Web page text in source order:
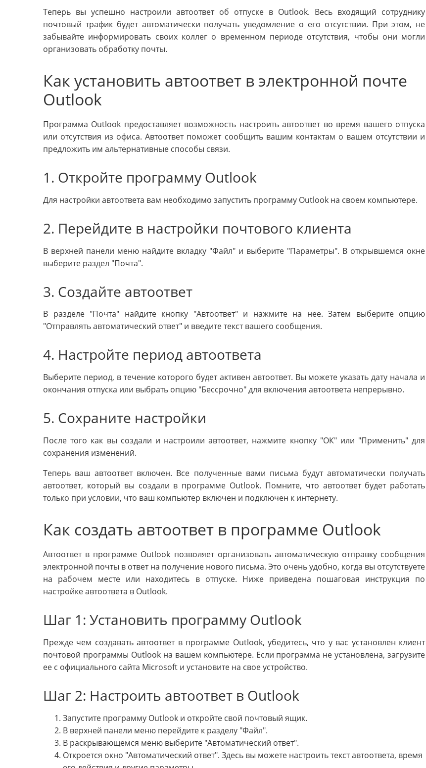
Теперь вы успешно настроили автоответ об отпуске в Outlook. Весь входящий сотруднику
почтовый трафик будет автоматически получать уведомление о его отсутствии. При этом, не
забывайте информировать своих коллег о временном периоде отсутствия, чтобы они могли
организовать обработку почты.
Как установить автоответ в электронной почте
Outlook
Программа Outlook предоставляет возможность настроить автоответ во время вашего отпуска
или отсутствия из офиса. Автоответ поможет сообщить вашим контактам о вашем отсутствии и
предложить им альтернативные способы связи.
1. Откройте программу Outlook
Для настройки автоответа вам необходимо запустить программу Outlook на своем компьютере.
2. Перейдите в настройки почтового клиента
В верхней панели меню найдите вкладку "Файл" и выберите "Параметры". В открывшемся окне
выберите раздел "Почта".
3. Создайте автоответ
В разделе "Почта" найдите кнопку "Автоответ" и нажмите на нее. Затем выберите опцию
"Отправлять автоматический ответ" и введите текст вашего сообщения.
4. Настройте период автоответа
Выберите период, в течение которого будет активен автоответ. Вы можете указать дату начала и
окончания отпуска или выбрать опцию "Бессрочно" для включения автоответа непрерывно.
5. Сохраните настройки
После того как вы создали и настроили автоответ, нажмите кнопку "ОК" или "Применить" для
сохранения изменений.
Теперь ваш автоответ включен. Все полученные вами письма будут автоматически получать
автоответ, который вы создали в программе Outlook. Помните, что автоответ будет работать
только при условии, что ваш компьютер включен и подключен к интернету.
Как создать автоответ в программе Outlook
Автоответ в программе Outlook позволяет организовать автоматическую отправку сообщения
электронной почты в ответ на получение нового письма. Это очень удобно, когда вы отсутствуете
на рабочем месте или находитесь в отпуске. Ниже приведена пошаговая инструкция по
настройке автоответа в Outlook.
Шаг 1: Установить программу Outlook
Прежде чем создавать автоответ в программе Outlook, убедитесь, что у вас установлен клиент
почтовой программы Outlook на вашем компьютере. Если программа не установлена, загрузите
ее с официального сайта Microsoft и установите на свое устройство.
Шаг 2: Настроить автоответ в Outlook
Запустите программу Outlook и откройте свой почтовый ящик.
В верхней панели меню перейдите к разделу "Файл".
В раскрывающемся меню выберите "Автоматический ответ".
Откроется окно "Автоматический ответ". Здесь вы можете настроить текст автоответа, время